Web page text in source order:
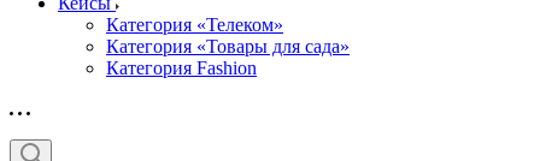
Категория «Телеком»
Категория «Товары для сада»
Категория Fashion